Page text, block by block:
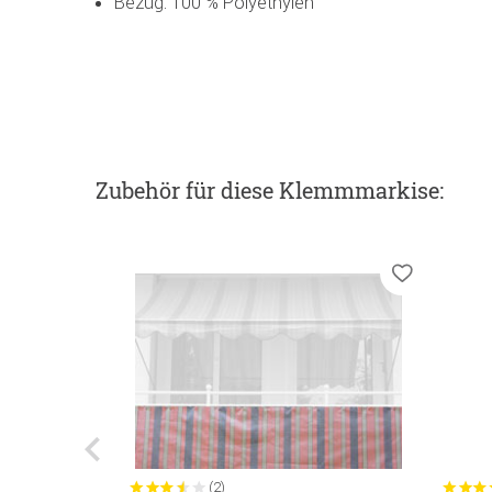
Zubehörfür diese Klemmmarkise:
(2)